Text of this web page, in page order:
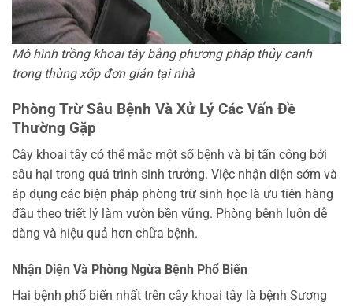
Mô hình trồng khoai tây bằng phương pháp thủy canh
trong thùng xốp đơn giản tại nhà
Phòng Trừ Sâu Bệnh Và Xử Lý Các Vấn Đề
Thường Gặp
Cây khoai tây có thể mắc một số bệnh và bị tấn công bởi
sâu hại trong quá trình sinh trưởng. Việc nhận diện sớm và
áp dụng các biện pháp phòng trừ sinh học là ưu tiên hàng
đầu theo triết lý làm vườn bền vững. Phòng bệnh luôn dễ
dàng và hiệu quả hơn chữa bệnh.
Nhận Diện Và Phòng Ngừa Bệnh Phổ Biến
Hai bệnh phổ biến nhất trên cây khoai tây là bệnh Sương